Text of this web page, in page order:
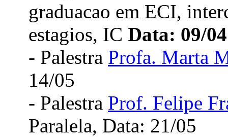
graduacao em ECI,
estagios, IC Data: 09/04
- Palestra Profa. Marta
14/05
- Palestra Prof. Felipe
Paralela, Data: 21/05